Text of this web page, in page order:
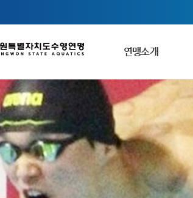
연맹소개